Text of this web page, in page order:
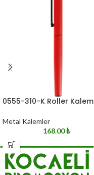
0555-310-K Roller Kalem
Metal Kalemler
168.00₺